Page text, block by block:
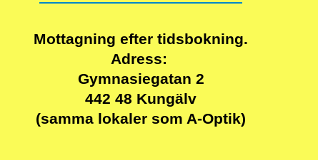
Mottagning efter tidsbokning.
Adress:
Gymnasiegatan 2
442 48 Kungälv
(samma lokaler som A-Optik)